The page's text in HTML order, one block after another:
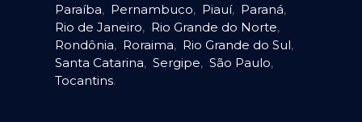
Paraíba, Pernambuco, Piauí, Paraná,
Rio de Janeiro, Rio Grande do Norte,
Rondônia, Roraima, Rio Grande do Sul,
Santa Catarina, Sergipe, São Paulo,
Tocantins.